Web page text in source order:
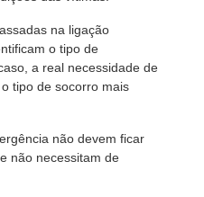
na ligação
o tipo de
a real necessidade de
tipo de socorro mais
não devem ficar
não necessitam de